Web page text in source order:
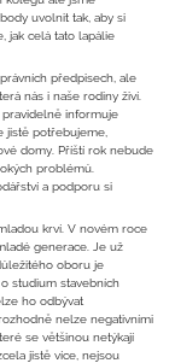
uvolnit tak, aby si
jak celá tato lapálie
předpisech, ale
nás i naše rodiny živí.
pravidelně informuje
jistě potřebujeme,
domy. Příští rok nebude
problémů.
a podporu si
krví. V novém roce
generace. Je už
oboru je
studium stavebních
ho odbývat
nelze negativními
se většinou netýkají
jistě více, nejsou